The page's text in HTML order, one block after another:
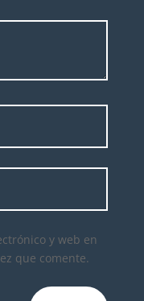
y web en
que comente.